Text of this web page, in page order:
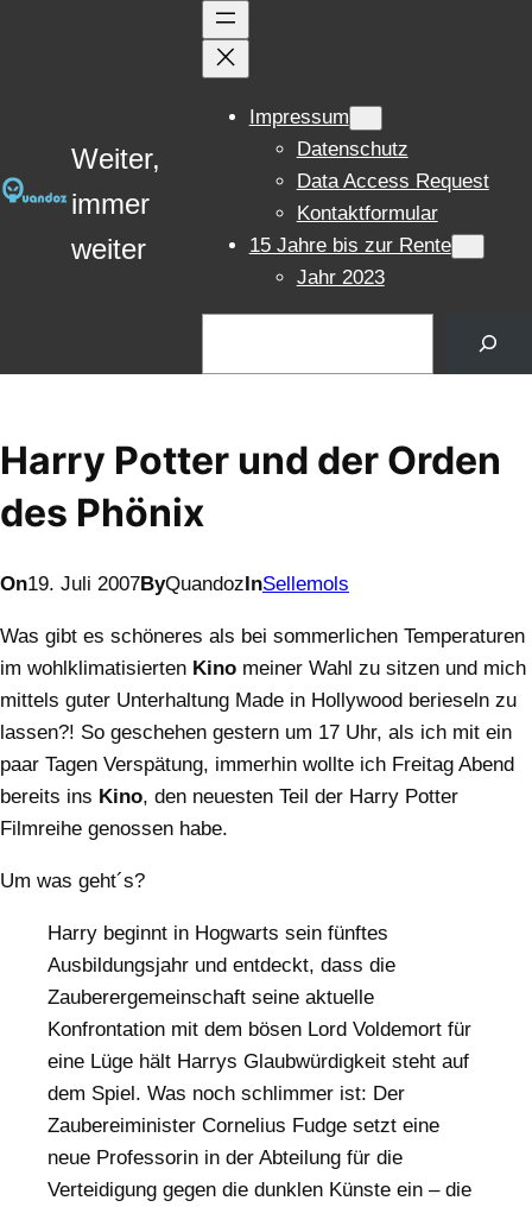
Weiter,
immer
weiter
Impressum
Datenschutz
Data Access Request
Kontaktformular
15 Jahre bis zur Rente
Jahr 2023
Harry Potter und der Orden
des Phönix
On19. Juli 2007ByQuandozInSellemols
Was gibt es schöneres als bei sommerlichen Temperaturen
im wohlklimatisierten Kino meiner Wahl zu sitzen und mich
mittels guter Unterhaltung Made in Hollywood berieseln zu
lassen?! So geschehen gestern um 17 Uhr, als ich mit ein
paar Tagen Verspätung, immerhin wollte ich Freitag Abend
bereits ins Kino, den neuesten Teil der Harry Potter
Filmreihe genossen habe.
Um was geht´s?
Harry beginnt in Hogwarts sein fünftes
Ausbildungsjahr und entdeckt, dass die
Zauberergemeinschaft seine aktuelle
Konfrontation mit dem bösen Lord Voldemort für
eine Lüge hält Harrys Glaubwürdigkeit steht auf
dem Spiel. Was noch schlimmer ist: Der
Zaubereiminister Cornelius Fudge setzt eine
neue Professorin in der Abteilung für die
Verteidigung gegen die dunklen Künste ein – die